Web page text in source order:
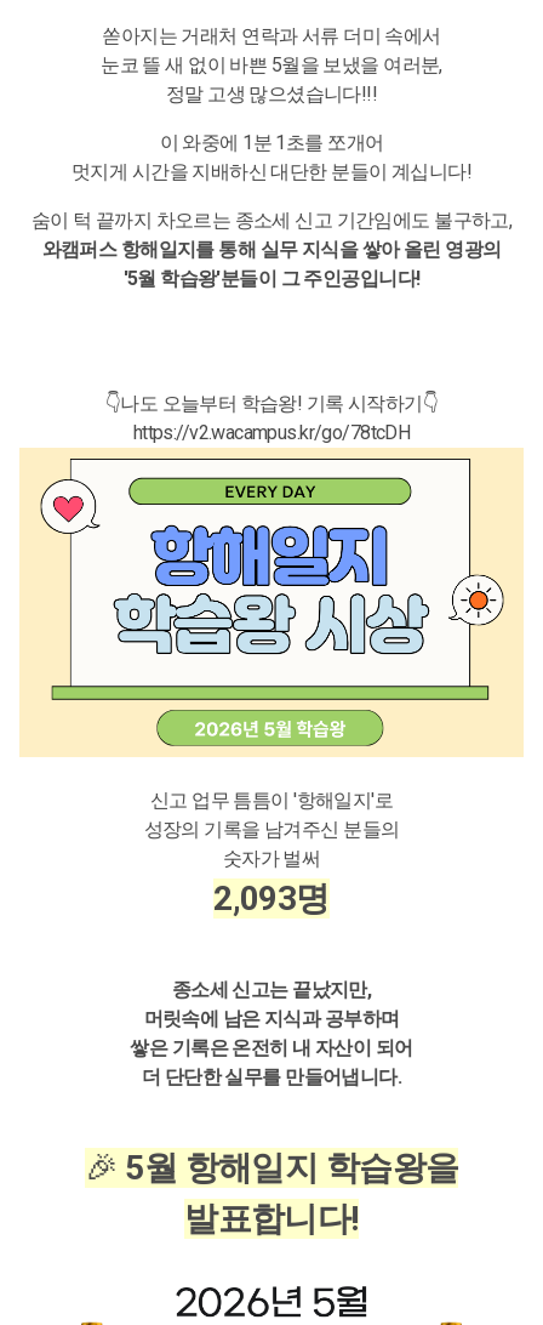
쏟아지는 거래처 연락과 서류 더미 속에서
눈코 뜰 새 없이 바쁜 5월을 보냈을 여러분,
정말 고생 많으셨습니다!!!
이 와중에 1분 1초를 쪼개어
멋지게 시간을 지배하신 대단한 분들이 계십니다!
숨이 턱 끝까지 차오르는 종소세 신고 기간임에도 불구하고,
와캠퍼스 항해일지를 통해 실무 지식을 쌓아 올린 영광의
'5월 학습왕'분들이 그 주인공입니다!
👇나도 오늘부터 학습왕! 기록 시작하기👇
https://v2.wacampus.kr/go/78tcDH
신고 업무 틈틈이 '항해일지'로
성장의 기록을 남겨주신 분들의
숫자가 벌써
2,093명
종소세 신고는 끝났지만,
머릿속에 남은 지식과 공부하며
쌓은 기록은 온전히 내 자산이 되어
더 단단한 실무를 만들어냅니다.
🎉 5월 항해일지 학습왕을
발표합니다!